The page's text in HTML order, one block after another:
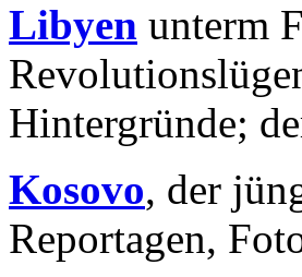
Libyen unterm
Hintergründe;
Kosovo, der
Reportagen,